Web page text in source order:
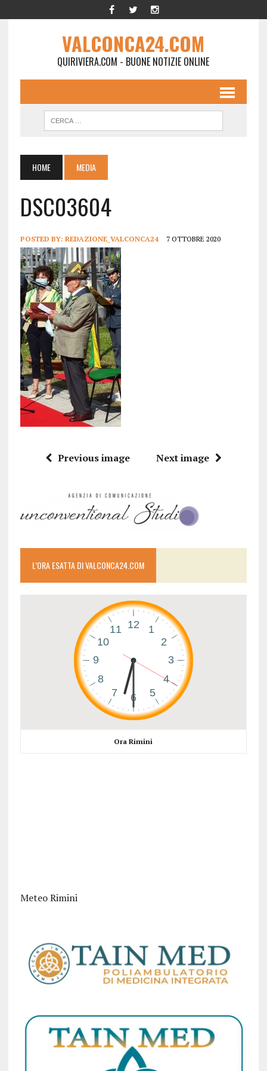
VALCONCA24.COM
QUIRIVIERA.COM - BUONE NOTIZIE ONLINE
HOME MEDIA
DSC03604
POSTED BY: REDAZIONE_VALCONCA24 7 OTTOBRE 2020
Previous image Next image
L’ORA ESATTA DI VALCONCA24.COM
Ora Rimini
Meteo Rimini